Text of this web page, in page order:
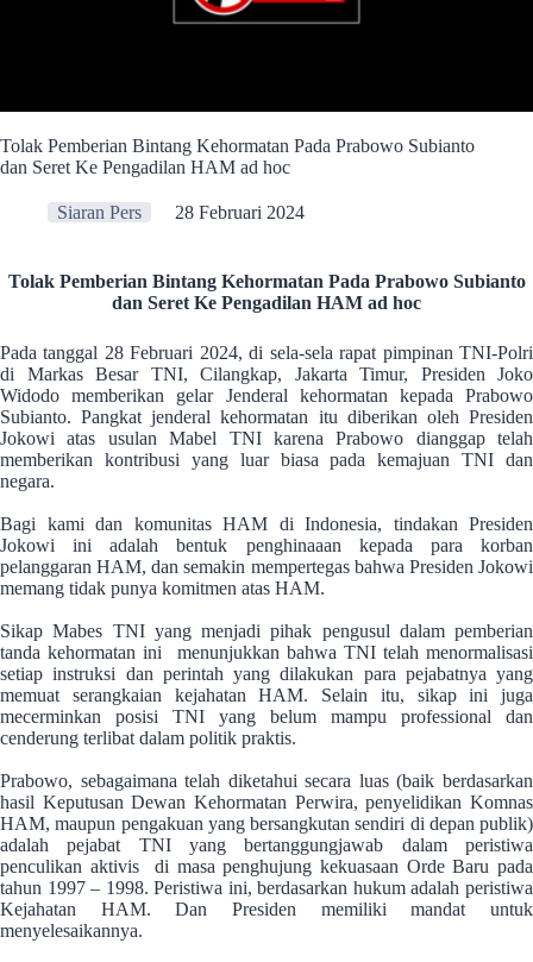
Tolak Pemberian Bintang Kehormatan Pada Prabowo Subianto
dan Seret Ke Pengadilan HAM ad hoc
Siaran Pers 28 Februari 2024
Tolak Pemberian Bintang Kehormatan Pada Prabowo Subianto
dan Seret Ke Pengadilan HAM ad hoc
Pada tanggal 28 Februari 2024, di sela-sela rapat pimpinan TNI-Polri
di Markas Besar TNI, Cilangkap, Jakarta Timur, Presiden Joko
Widodo memberikan gelar Jenderal kehormatan kepada Prabowo
Subianto. Pangkat jenderal kehormatan itu diberikan oleh Presiden
Jokowi atas usulan Mabel TNI karena Prabowo dianggap telah
memberikan kontribusi yang luar biasa pada kemajuan TNI dan
negara.
Bagi kami dan komunitas HAM di Indonesia, tindakan Presiden
Jokowi ini adalah bentuk penghinaaan kepada para korban
pelanggaran HAM, dan semakin mempertegas bahwa Presiden Jokowi
memang tidak punya komitmen atas HAM.
Sikap Mabes TNI yang menjadi pihak pengusul dalam pemberian
tanda kehormatan ini menunjukkan bahwa TNI telah menormalisasi
setiap instruksi dan perintah yang dilakukan para pejabatnya yang
memuat serangkaian kejahatan HAM. Selain itu, sikap ini juga
mecerminkan posisi TNI yang belum mampu professional dan
cenderung terlibat dalam politik praktis.
Prabowo, sebagaimana telah diketahui secara luas (baik berdasarkan
hasil Keputusan Dewan Kehormatan Perwira, penyelidikan Komnas
HAM, maupun pengakuan yang bersangkutan sendiri di depan publik)
adalah pejabat TNI yang bertanggungjawab dalam peristiwa
penculikan aktivis di masa penghujung kekuasaan Orde Baru pada
tahun 1997 – 1998. Peristiwa ini, berdasarkan hukum adalah peristiwa
Kejahatan HAM. Dan Presiden memiliki mandat untuk
menyelesaikannya.